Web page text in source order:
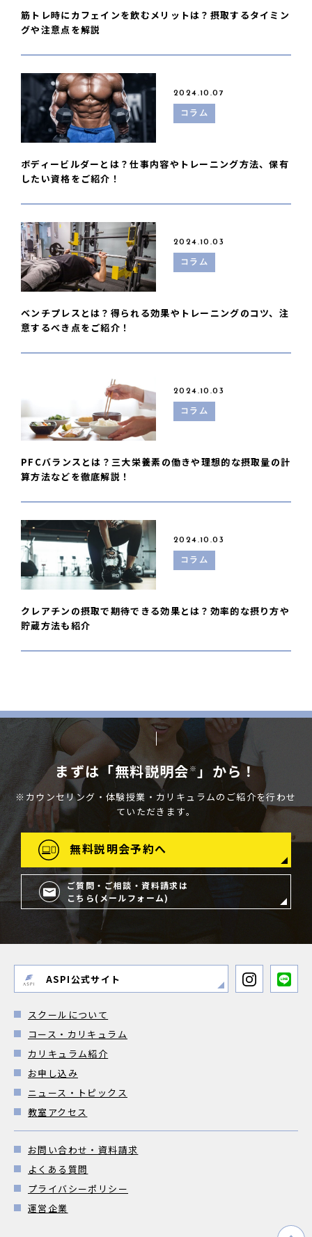
筋トレ時にカフェインを飲むメリットは？摂取するタイミン
グや注意点を解説
2024.10.07
コラム
ボディービルダーとは？仕事内容やトレーニング方法、保有
したい資格をご紹介！
2024.10.03
コラム
ベンチプレスとは？得られる効果やトレーニングのコツ、注
意するべき点をご紹介！
2024.10.03
コラム
PFCバランスとは？三大栄養素の働きや理想的な摂取量の計
算方法などを徹底解説！
2024.10.03
コラム
クレアチンの摂取で期待できる効果とは？効率的な摂り方や
貯蔵方法も紹介
まずは「無料説明会 ※ 」から！
※カウンセリング・体験授業・カリキュラムのご紹介を行わせ
ていただきます。
無料説明会予約へ
ご質問・ご相談・資料請求は
こちら(メールフォーム)
ASPI公式サイト
スクールについて
コース・カリキュラム
カリキュラム紹介
お申し込み
ニュース・トピックス
教室アクセス
お問い合わせ・資料請求
よくある質問
プライバシーポリシー
運営企業